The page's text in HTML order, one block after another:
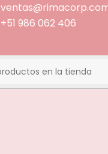
+51 986 062 406